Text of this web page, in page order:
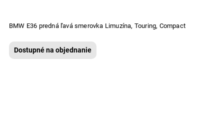
BMW E36 predná ľavá smerovka Limuzína, Touring, Compact
Dostupné na objednanie